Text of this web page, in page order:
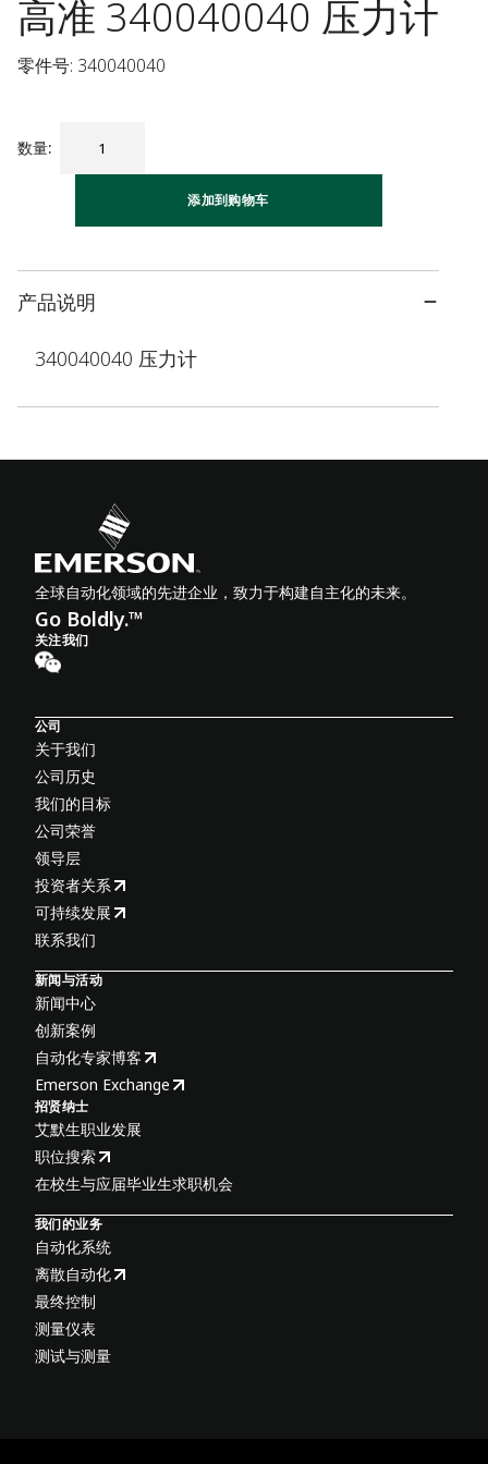
高准 340040040 压力计
零件号: 340040040
数量:
添加到购物车
产品说明
340040040 压力计
全球自动化领域的先进企业，致力于构建自主化的未来。
Go Boldly.™
关注我们
公司
关于我们
公司历史
我们的目标
公司荣誉
领导层
投资者关系
可持续发展
联系我们
新闻与活动
新闻中心
创新案例
自动化专家博客
Emerson Exchange
招贤纳士
艾默生职业发展
职位搜索
在校生与应届毕业生求职机会
我们的业务
自动化系统
离散自动化
最终控制
测量仪表
测试与测量